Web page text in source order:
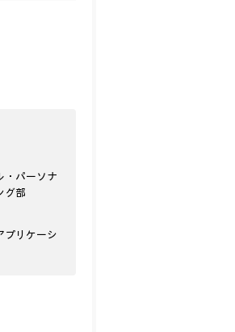
・パーソナ
グ部
プリケーシ